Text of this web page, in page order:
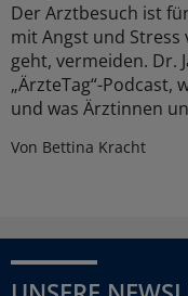
Der Arztbesuch ist
mit Angst und Stress
geht, vermeiden. Dr.
„ÄrzteTag“-Podcast,
und was Ärztinnen
Von Bettina Kracht